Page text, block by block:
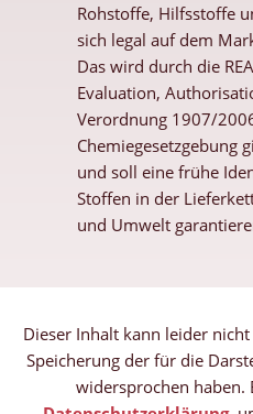
Rohstoffe, Hilfsstoffe
sich legal auf dem
Das wird durch die
Evaluation,
Verordnung 1907/
Chemiegesetzgebung
und soll eine frühe
Stoffen in der
und Umwelt
Dieser Inhalt kann leider
Speicherung der für die
widersprochen haben.